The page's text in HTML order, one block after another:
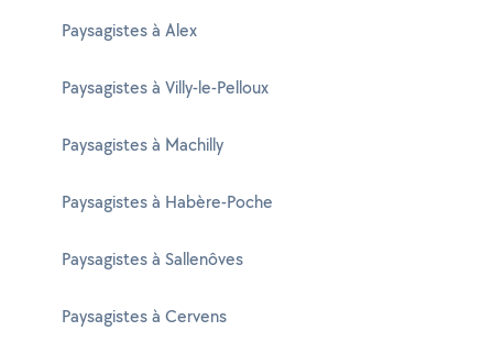
Paysagistes à Alex
Paysagistes à Villy-le-Pelloux
Paysagistes à Machilly
Paysagistes à Habère-Poche
Paysagistes à Sallenôves
Paysagistes à Cervens